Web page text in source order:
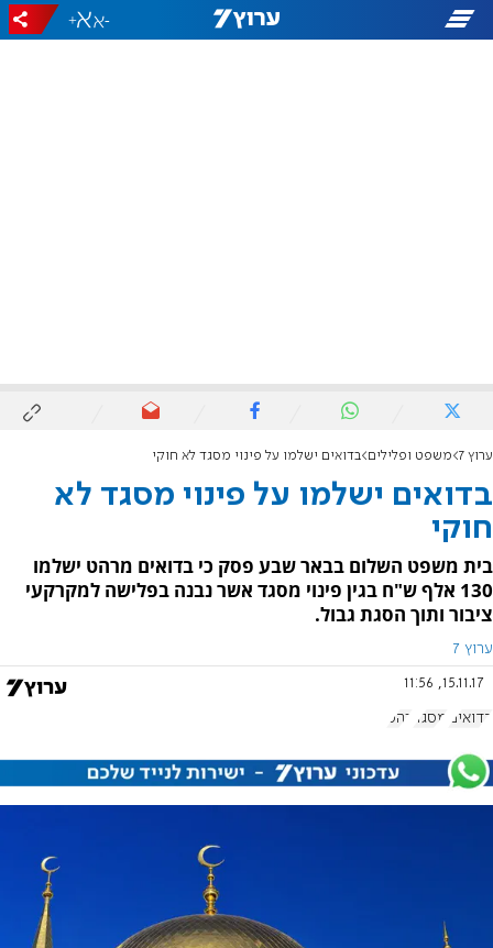
-
+
ערוץ 7 משפט ופלילים בדואים ישלמו על פינוי מסגד לא חוקי
בדואים ישלמו על פינוי מסגד לא
חוקי
בית משפט השלום בבאר שבע פסק כי בדואים מרהט ישלמו
130 אלף ש"ח בגין פינוי מסגד אשר נבנה בפלישה למקרקעי
ציבור ותוך הסגת גבול.
ערוץ 7
15.11.17, 11:56
בדואים מסגד רהט